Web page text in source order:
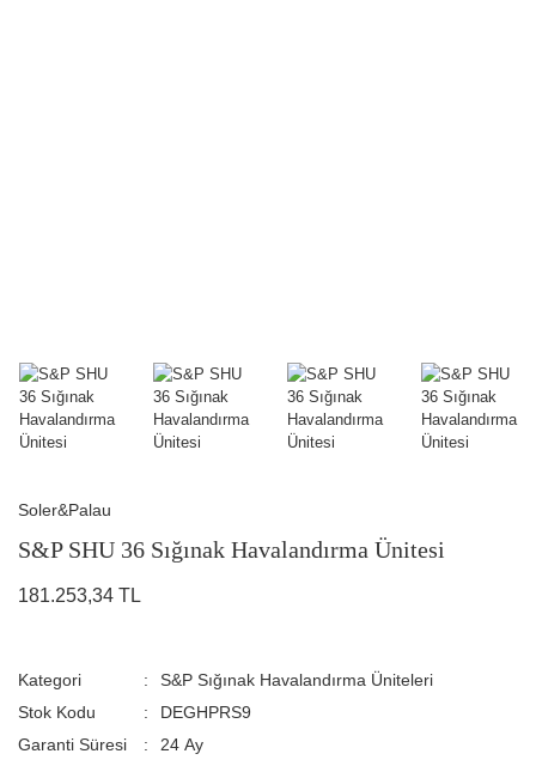
Soler&Palau
S&P SHU 36 Sığınak Havalandırma Ünitesi
181.253,34 TL
Kategori
S&P Sığınak Havalandırma Üniteleri
Stok Kodu
DEGHPRS9
Garanti Süresi
24 Ay